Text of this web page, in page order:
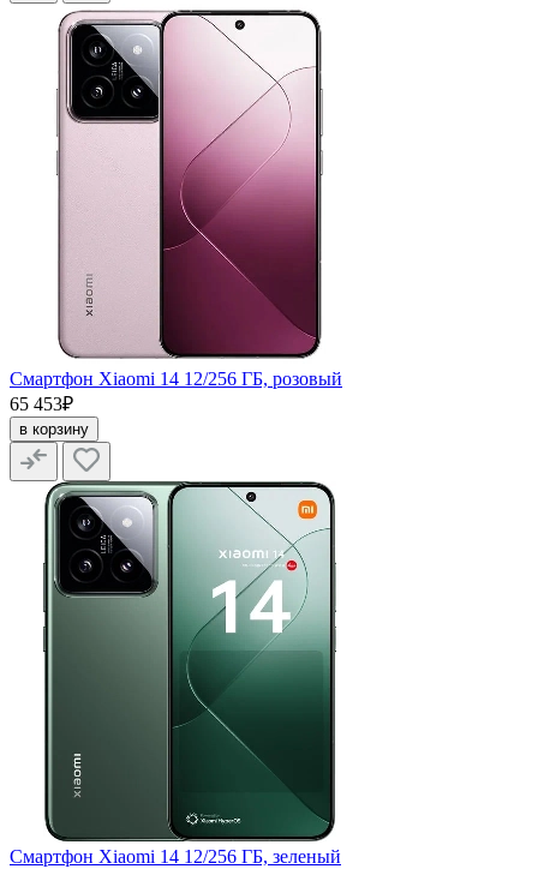
Смартфон Xiaomi 14 12/256 ГБ, розовый
65 453₽
в корзину
Смартфон Xiaomi 14 12/256 ГБ, зеленый